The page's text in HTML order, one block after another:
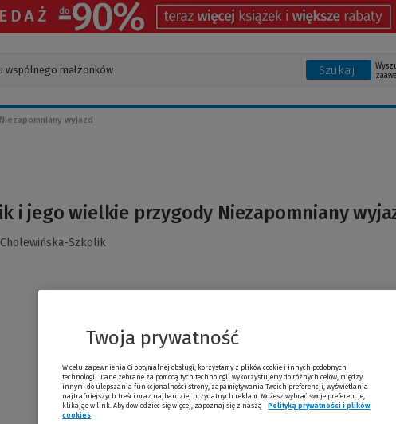
Szukaj
wyjazd
i jego wielkie przygody Niezapomniany
Szkolik
Twoja prywatność
W celu zapewnienia Ci optymalnej obsługi, korzystamy z plików cookie i innych podobnych
technologii. Dane zebrane za pomocą tych technologii wykorzystujemy do różnych celów, między
innymi do ulepszania funkcjonalności strony, zapamiętywania Twoich preferencji, wyświetlania
najtrafniejszych treści oraz najbardziej przydatnych reklam. Możesz wybrać swoje preferencje,
klikając w link. Aby dowiedzieć się więcej, zapoznaj się z naszą
Polityką prywatności i plików
cookies